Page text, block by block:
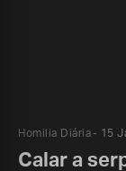
Homilia Diária 15
Calar a